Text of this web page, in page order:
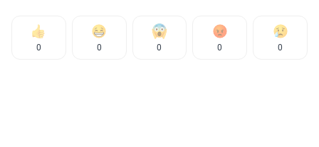
0 0 0 0 0